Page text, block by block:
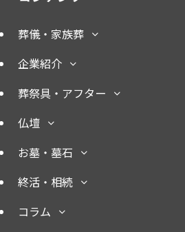
葬儀・家族葬
企業紹介
葬祭具・アフター
仏壇
お墓・墓石
終活・相続
コラム